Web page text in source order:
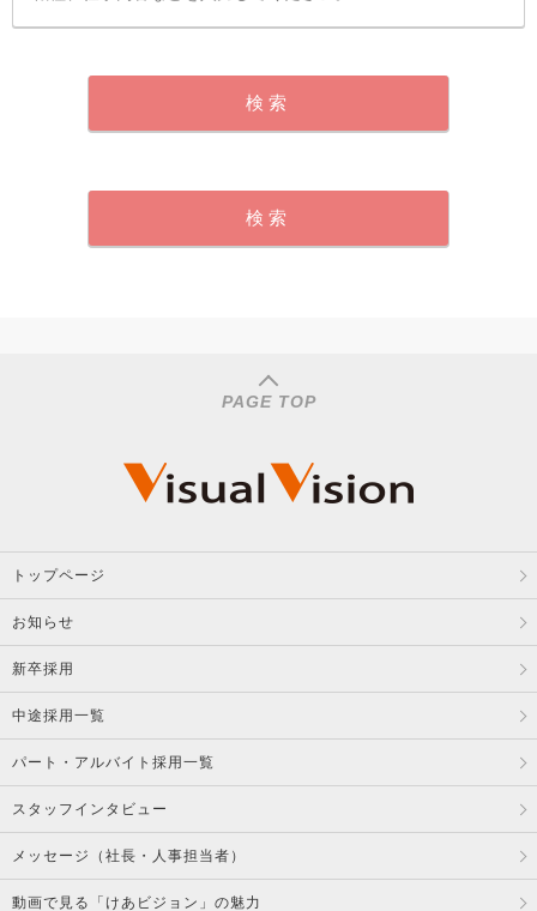
PAGE TOP
トップページ
お知らせ
新卒採用
中途採用一覧
パート・アルバイト採用一覧
スタッフインタビュー
メッセージ（社長・人事担当者）
動画で見る「けあビジョン」の魅力